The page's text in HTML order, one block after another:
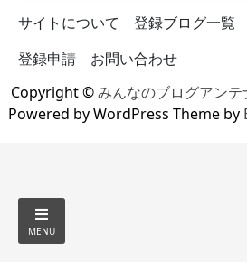
サイトについて 登録ブログ一覧
登録申請
お問い合わせ
Copyright ©みんなのブログアンテ
Powered by WordPress Theme by
MENU